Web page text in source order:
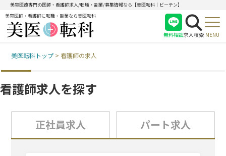
美容医療専門の医師・看護師求人/転職・副業/募集情報なら【美医転科｜ビーテン】
美容医師・看護師に転職・副業なら美医転科
無料相談求人検索 MENU
美医転科トップ > 看護師の求人
看護師求人を探す
正社員求人 パート求人